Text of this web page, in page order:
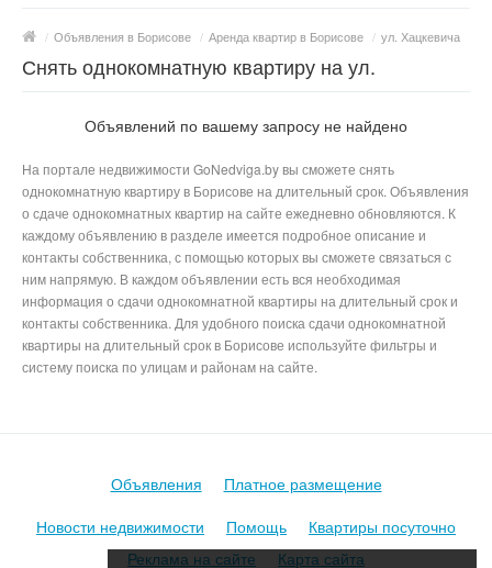
/ Объявления в Борисове / Аренда квартир в Борисове / ул. Хацкевича
Снять однокомнатную квартиру на ул.
Объявлений по вашему запросу не найдено
На портале недвижимости GoNedviga.by вы сможете снять
однокомнатную квартиру в Борисове на длительный срок. Объявления
о сдаче однокомнатных квартир на сайте ежедневно обновляются. К
каждому объявлению в разделе имеется подробное описание и
контакты собственника, с помощью которых вы сможете связаться с
ним напрямую. В каждом объявлении есть вся необходимая
информация о сдачи однокомнатной квартиры на длительный срок и
контакты собственника. Для удобного поиска сдачи однокомнатной
квартиры на длительный срок в Борисове используйте фильтры и
систему поиска по улицам и районам на сайте.
Объявления
Платное размещение
Новости недвижимости
Помощь
Квартиры посуточно
Реклама на сайте
Карта сайта